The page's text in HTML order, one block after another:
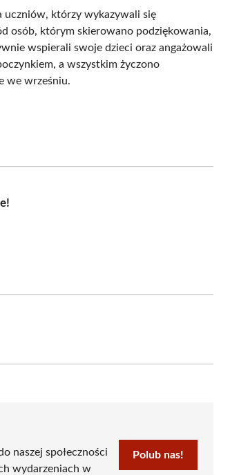
uczniów, którzy wykazywali się
osób, którym skierowano podziękowania,
wspierali swoje dzieci oraz angażowali
a wszystkim życzono
we wrześniu.
naszej społeczności
wydarzeniach w
Polub nas!